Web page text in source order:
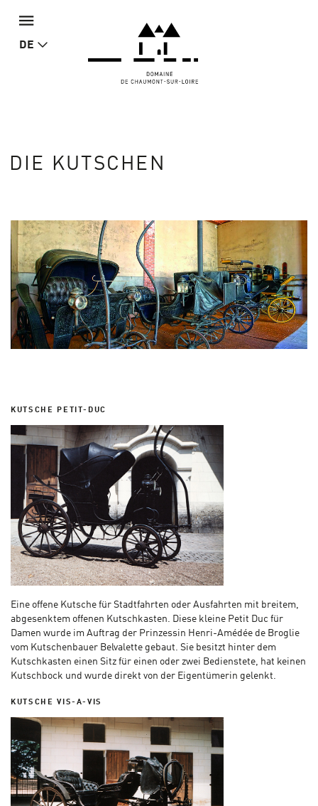
DE
DIE KUTSCHEN
KUTSCHE PETIT-DUC
Eine offene Kutsche für Stadtfahrten oder Ausfahrten mit breitem,
abgesenktem offenen Kutschkasten. Diese kleine Petit Duc für
Damen wurde im Auftrag der Prinzessin Henri-Amédée de Broglie
vom Kutschenbauer Belvalette gebaut. Sie besitzt hinter dem
Kutschkasten einen Sitz für einen oder zwei Bedienstete, hat keinen
Kutschbock und wurde direkt von der Eigentümerin gelenkt.
KUTSCHE VIS-A-VIS